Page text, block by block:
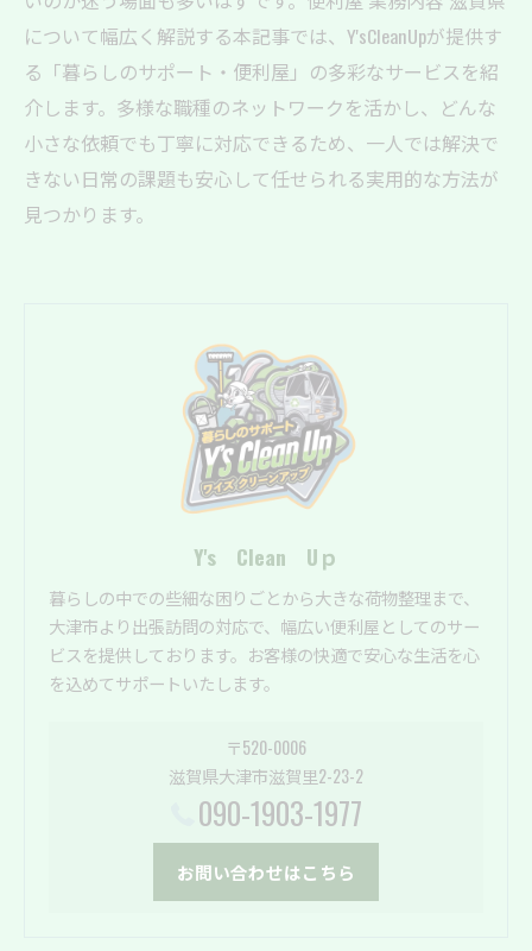
について幅広く解説する本記事では、Y'sCleanUpが提供す
る「暮らしのサポート・便利屋」の多彩なサービスを紹
介します。多様な職種のネットワークを活かし、どんな
小さな依頼でも丁寧に対応できるため、一人では解決で
きない日常の課題も安心して任せられる実用的な方法が
見つかります。
Y's Clean Uｐ
暮らしの中での些細な困りごとから大きな荷物整理まで、
大津市より出張訪問の対応で、幅広い便利屋としてのサー
ビスを提供しております。お客様の快適で安心な生活を心
を込めてサポートいたします。
〒520-0006
滋賀県大津市滋賀里2-23-2
090-1903-1977
お問い合わせはこちら